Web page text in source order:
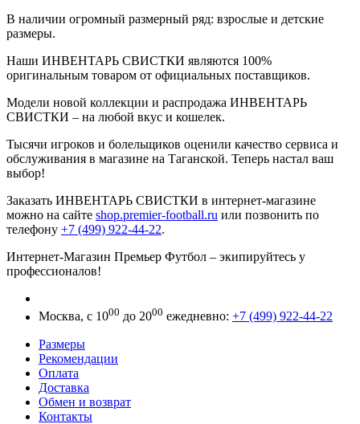
В наличии огромный размерный ряд: взрослые и детские
размеры.
Наши ИНВЕНТАРЬ СВИСТКИ являются 100%
оригинальным товаром от официальных поставщиков.
Модели новой коллекции и распродажа ИНВЕНТАРЬ
СВИСТКИ – на любой вкус и кошелек.
Тысячи игроков и болельщиков оценили качество сервиса и
обслуживания в магазине на Таганской. Теперь настал ваш
выбор!
Заказать ИНВЕНТАРЬ СВИСТКИ в интернет-магазине
можно на сайте shop.premier-football.ru или позвонить по
телефону +7 (499) 922-44-22.
Интернет-Магазин Премьер Футбол – экипируйтесь у
профессионалов!
Москва, с 1000 до 2000 ежедневно: +7 (499) 922-44-22
Размеры
Рекомендации
Оплата
Доставка
Обмен и возврат
Контакты